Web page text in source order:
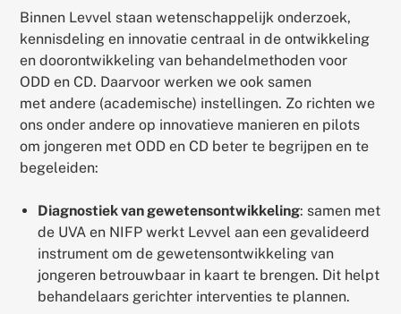
Binnen Levvel staan wetenschappelijk onderzoek,
kennisdeling en innovatie centraal in de ontwikkeling
en doorontwikkeling van behandelmethoden voor
ODD en CD. Daarvoor werken we ook samen
met andere (academische) instellingen. Zo richten we
ons onder andere op innovatieve manieren en pilots
om jongeren met ODD en CD beter te begrijpen en te
begeleiden:
Diagnostiek van gewetensontwikkeling: samen met
de UVA en NIFP werkt Levvel aan een gevalideerd
instrument om de gewetensontwikkeling van
jongeren betrouwbaar in kaart te brengen. Dit helpt
behandelaars gerichter interventies te plannen.